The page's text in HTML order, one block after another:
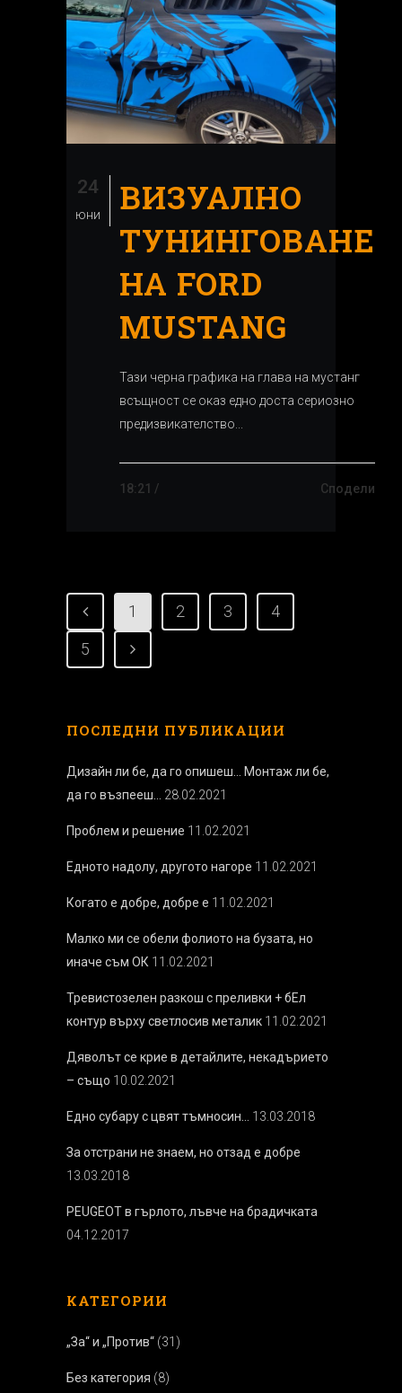
24
юни
ВИЗУАЛНО
ТУНИНГОВАНЕ
НА FORD
MUSTANG
Тази черна графика на глава на мустанг
всъщност се оказ едно доста сериозно
предизвикателство...
18:21 / Сподели
1 2 3
4
5
ПОСЛЕДНИ ПУБЛИКАЦИИ
Дизайн ли бе, да го опишеш… Монтаж ли бе,
да го възпееш…
28.02.2021
Проблем и решение 11.02.2021
Едното надолу, другото нагоре 11.02.2021
Когато е добре, добре е 11.02.2021
Малко ми се обели фолиото на бузата, но
иначе съм ОК 11.02.2021
Тревистозелен разкош с преливки + бEл
контур върху светлосив металик 11.02.2021
Дяволът се крие в детайлите, некадърието
– също 10.02.2021
Едно субару с цвят тъмносин… 13.03.2018
За отстрани не знаем, но отзад е добре
13.03.2018
PEUGEOT в гърлото, лъвче на брадичката
04.12.2017
КАТЕГОРИИ
„За“ и „Против“ (31)
Без категория (8)